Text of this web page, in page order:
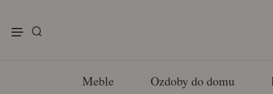
Meble Ozdoby do domu